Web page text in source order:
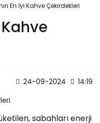
En İyi Kahve Çekirdekleri
24-09-2024 14:19
sabahları enerji